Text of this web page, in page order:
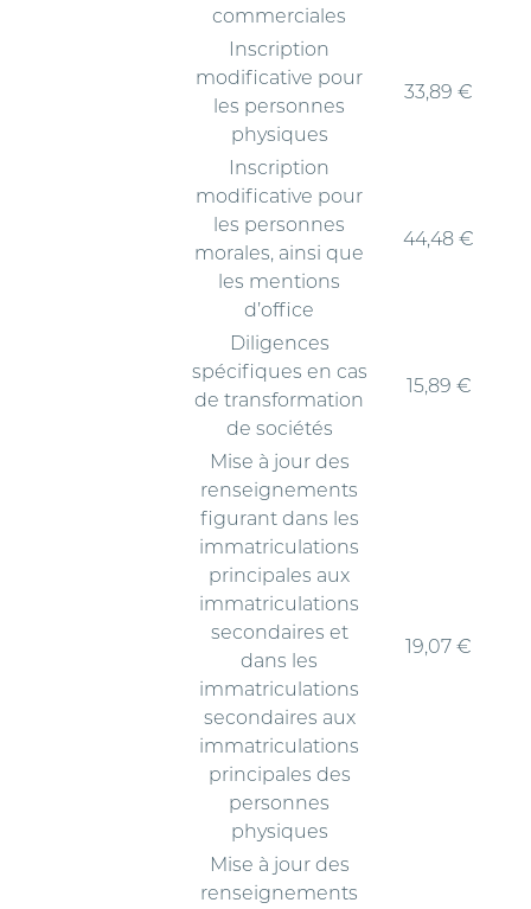
commerciales
Inscription
modificative pour
les personnes
physiques
33,89 €
Inscription
modificative pour
les personnes
morales, ainsi que
les mentions
d’office
44,48 €
Diligences
spécifiques en cas
de transformation
de sociétés
15,89 €
Mise à jour des
renseignements
figurant dans les
immatriculations
principales aux
immatriculations
secondaires et
dans les
immatriculations
secondaires aux
immatriculations
principales des
personnes
physiques
19,07 €
Mise à jour des
renseignements